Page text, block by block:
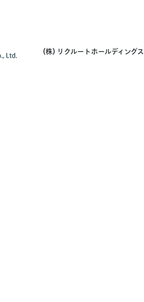
(株) リクルートホールディングス